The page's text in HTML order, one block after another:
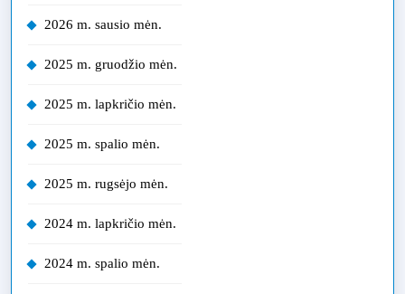
2026 m. sausio mėn.
2025 m. gruodžio mėn.
2025 m. lapkričio mėn.
2025 m. spalio mėn.
2025 m. rugsėjo mėn.
2024 m. lapkričio mėn.
2024 m. spalio mėn.